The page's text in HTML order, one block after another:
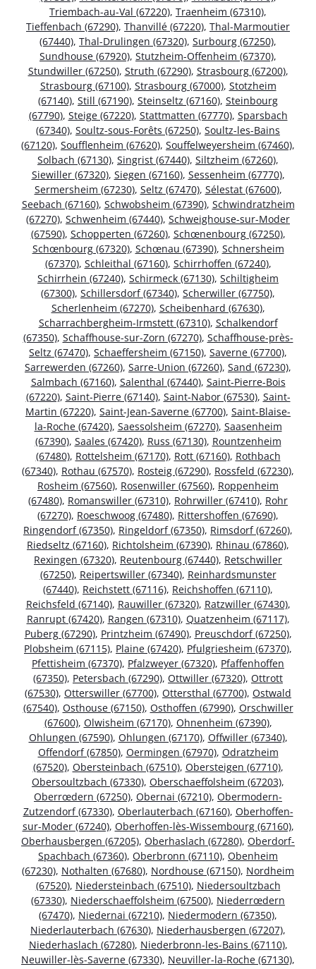
Triembach-au-Val (67220), Traenheim (67310),
Tieffenbach (67290), Thanvillé (67220), Thal-Marmoutier
(67440), Thal-Drulingen (67320), Surbourg (67250),
Sundhouse (67920), Stutzheim-Offenheim (67370),
Stundwiller (67250), Struth (67290), Strasbourg (67200),
Strasbourg (67100), Strasbourg (67000), Stotzheim
(67140), Still (67190), Steinseltz (67160), Steinbourg
(67790), Steige (67220), Stattmatten (67770), Sparsbach
(67340), Soultz-sous-Forêts (67250), Soultz-les-Bains
(67120), Soufflenheim (67620), Souffelweyersheim (67460),
Solbach (67130), Singrist (67440), Siltzheim (67260),
Siewiller (67320), Siegen (67160), Sessenheim (67770),
Sermersheim (67230), Seltz (67470), Sélestat (67600),
Seebach (67160), Schwobsheim (67390), Schwindratzheim
(67270), Schwenheim (67440), Schweighouse-sur-Moder
(67590), Schopperten (67260), Schœnenbourg (67250),
Schœnbourg (67320), Schœnau (67390), Schnersheim
(67370), Schleithal (67160), Schirrhoffen (67240),
Schirrhein (67240), Schirmeck (67130), Schiltigheim
(67300), Schillersdorf (67340), Scherwiller (67750),
Scherlenheim (67270), Scheibenhard (67630),
Scharrachbergheim-Irmstett (67310), Schalkendorf
(67350), Schaffhouse-sur-Zorn (67270), Schaffhouse-près-
Seltz (67470), Schaeffersheim (67150), Saverne (67700),
Sarrewerden (67260), Sarre-Union (67260), Sand (67230),
Salmbach (67160), Salenthal (67440), Saint-Pierre-Bois
(67220), Saint-Pierre (67140), Saint-Nabor (67530), Saint-
Martin (67220), Saint-Jean-Saverne (67700), Saint-Blaise-
la-Roche (67420), Saessolsheim (67270), Saasenheim
(67390), Saales (67420), Russ (67130), Rountzenheim
(67480), Rottelsheim (67170), Rott (67160), Rothbach
(67340), Rothau (67570), Rosteig (67290), Rossfeld (67230),
Rosheim (67560), Rosenwiller (67560), Roppenheim
(67480), Romanswiller (67310), Rohrwiller (67410), Rohr
(67270), Roeschwoog (67480), Rittershoffen (67690),
Ringendorf (67350), Ringeldorf (67350), Rimsdorf (67260),
Riedseltz (67160), Richtolsheim (67390), Rhinau (67860),
Rexingen (67320), Reutenbourg (67440), Retschwiller
(67250), Reipertswiller (67340), Reinhardsmunster
(67440), Reichstett (67116), Reichshoffen (67110),
Reichsfeld (67140), Rauwiller (67320), Ratzwiller (67430),
Ranrupt (67420), Rangen (67310), Quatzenheim (67117),
Puberg (67290), Printzheim (67490), Preuschdorf (67250),
Plobsheim (67115), Plaine (67420), Pfulgriesheim (67370),
Pfettisheim (67370), Pfalzweyer (67320), Pfaffenhoffen
(67350), Petersbach (67290), Ottwiller (67320), Ottrott
(67530), Otterswiller (67700), Ottersthal (67700), Ostwald
(67540), Osthouse (67150), Osthoffen (67990), Orschwiller
(67600), Olwisheim (67170), Ohnenheim (67390),
Ohlungen (67590), Ohlungen (67170), Offwiller (67340),
Offendorf (67850), Oermingen (67970), Odratzheim
(67520), Obersteinbach (67510), Obersteigen (67710),
Obersoultzbach (67330), Oberschaeffolsheim (67203),
Oberrœdern (67250), Obernai (67210), Obermodern-
Zutzendorf (67330), Oberlauterbach (67160), Oberhoffen-
sur-Moder (67240), Oberhoffen-lès-Wissembourg (67160),
Oberhausbergen (67205), Oberhaslach (67280), Oberdorf-
Spachbach (67360), Oberbronn (67110), Obenheim
(67230), Nothalten (67680), Nordhouse (67150), Nordheim
(67520), Niedersteinbach (67510), Niedersoultzbach
(67330), Niederschaeffolsheim (67500), Niederrœdern
(67470), Niedernai (67210), Niedermodern (67350),
Niederlauterbach (67630), Niederhausbergen (67207),
Niederhaslach (67280), Niederbronn-les-Bains (67110),
Neuwiller-lès-Saverne (67330), Neuviller-la-Roche (67130),